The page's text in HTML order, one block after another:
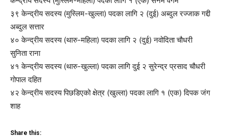
३९ केन्द्रीय सदस्य (मुस्लिम-खुल्ला) पदका लागि २ (दुई) अब्दुल रज्जाक गद्दी
अब्दुल सत्तार
४० केन्द्रीय सदस्य (थारु-महिला) पदका लागि २ (दुई) नवोदिता चौधरी
सुनिता राना
४१ केन्द्रीय सदस्य (थारु-खुल्ला) पदका लागि दुई २ सुरेन्द्र प्रसाद चौधरी
गोपाल दहित
४२ केन्द्रीय सदस्य पिछडिएको क्षेत्र (खुल्ला) पदका लागि १ (एक) दिपक जंग
शाह
Share this: